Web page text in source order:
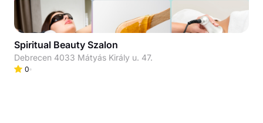
Spiritual Beauty Szalon
Debrecen 4033 Mátyás Király u. 47.
0